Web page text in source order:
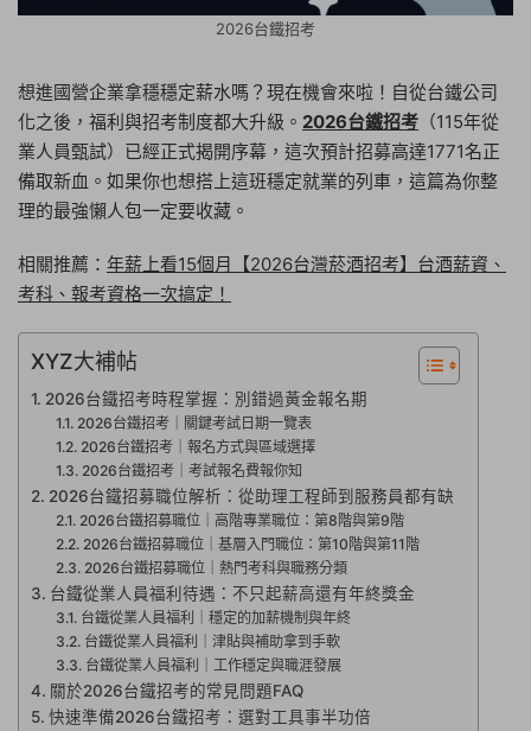
2026台鐵招考
想進國營企業拿穩穩定薪水嗎？現在機會來啦！自從台鐵公司
化之後，福利與招考制度都大升級。 2026台鐵招考 （115年從
業人員甄試）已經正式揭開序幕，這次預計招募高達1771名正
備取新血。如果你也想搭上這班穩定就業的列車，這篇為你整
理的最強懶人包一定要收藏。
相關推薦： 年薪上看15個月【2026台灣菸酒招考】台酒薪資、
考科、報考資格一次搞定！
XYZ大補帖
2026台鐵招考時程掌握：別錯過黃金報名期
2026台鐵招考｜關鍵考試日期一覽表
2026台鐵招考｜報名方式與區域選擇
2026台鐵招考｜考試報名費報你知
2026台鐵招募職位解析：從助理工程師到服務員都有缺
2026台鐵招募職位｜高階專業職位：第8階與第9階
2026台鐵招募職位｜基層入門職位：第10階與第11階
2026台鐵招募職位｜熱門考科與職務分類
台鐵從業人員福利待遇：不只起薪高還有年終獎金
台鐵從業人員福利｜穩定的加薪機制與年終
台鐵從業人員福利｜津貼與補助拿到手軟
台鐵從業人員福利｜工作穩定與職涯發展
關於2026台鐵招考的常見問題FAQ
快速準備2026台鐵招考：選對工具事半功倍